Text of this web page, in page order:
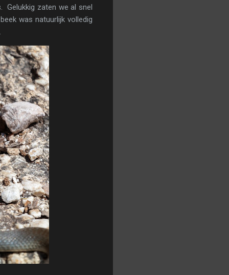
Gelukkig zaten we al snel
was natuurlijk volledig